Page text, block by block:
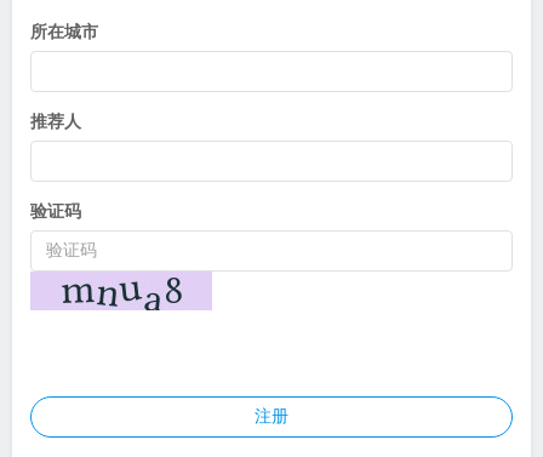
所在城市
推荐人
验证码
注册